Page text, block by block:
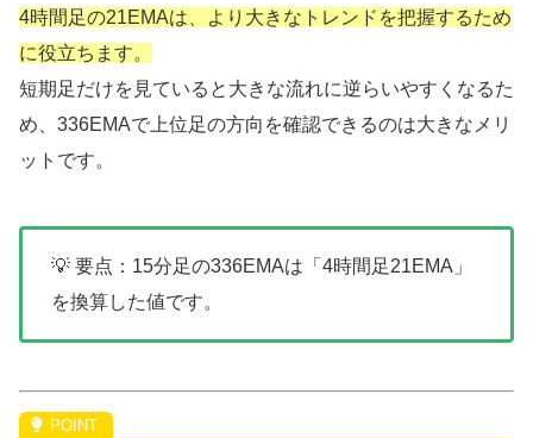
4時間足の21EMAは、より大きなトレンドを把握するため
に役立ちます。
短期足だけを見ていると大きな流れに逆らいやすくなるた
め、336EMAで上位足の方向を確認できるのは大きなメリ
ットです。
💡 要点：15分足の336EMAは「4時間足21EMA」
を換算した値です。